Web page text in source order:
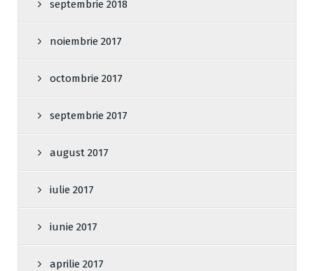
septembrie 2018
noiembrie 2017
octombrie 2017
septembrie 2017
august 2017
iulie 2017
iunie 2017
aprilie 2017